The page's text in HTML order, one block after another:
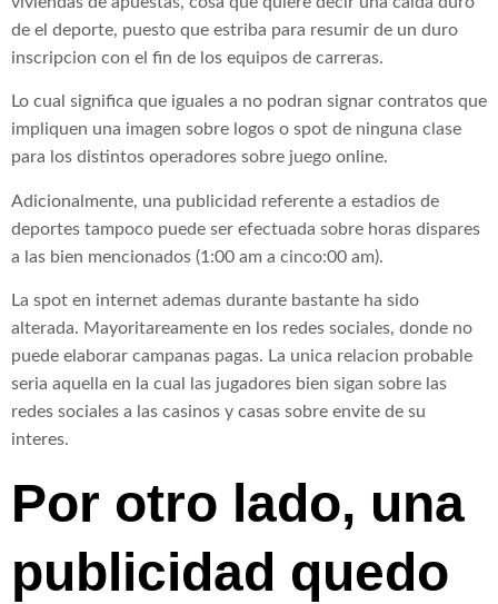
de el deporte, puesto que estriba para resumir de un duro
inscripcion con el fin de los equipos de carreras.
Lo cual significa que iguales a no podran signar contratos que
impliquen una imagen sobre logos o spot de ninguna clase
para los distintos operadores sobre juego online.
Adicionalmente, una publicidad referente a estadios de
deportes tampoco puede ser efectuada sobre horas dispares
a las bien mencionados (1:00 am a cinco:00 am).
La spot en internet ademas durante bastante ha sido
alterada. Mayoritareamente en los redes sociales, donde no
puede elaborar campanas pagas. La unica relacion probable
seria aquella en la cual las jugadores bien sigan sobre las
redes sociales a las casinos y casas sobre envite de su
interes.
Por otro lado, una
publicidad quedo